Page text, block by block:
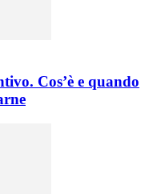
Cos’è e quando